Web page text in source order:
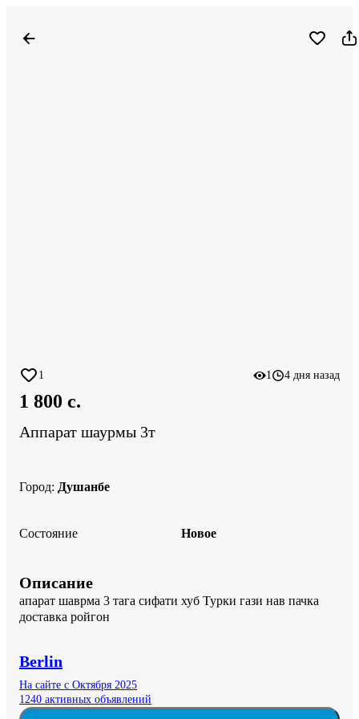
1 1 4 дня назад
1 800 c.
Аппарат шаурмы 3т
Город: Душанбе
Состояние Новое
Описание
апарат шаврма 3 тага сифати хуб Турки гази нав пачка
доставка ройгон
Berlin
На сайте с Октября 2025
1240 активных объявлений